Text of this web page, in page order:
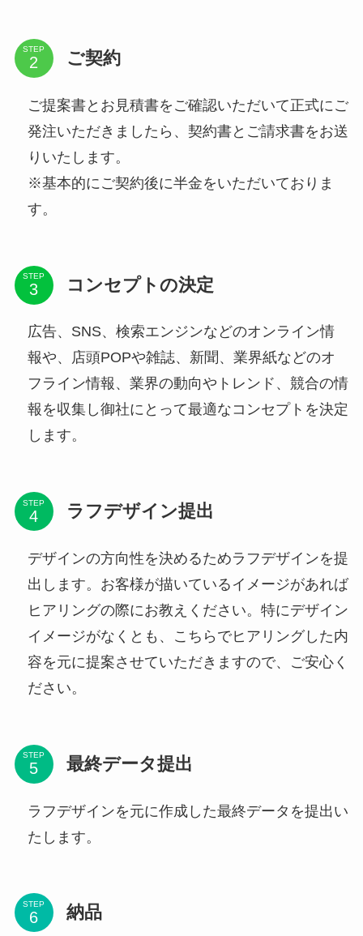
STEP ご契約
ご提案書とお見積書をご確認いただいて正式にご
発注いただきましたら、契約書とご請求書をお送
りいたします。
※基本的にご契約後に半金をいただいておりま
す。
STEP コンセプトの決定
広告、SNS、検索エンジンなどのオンライン情
報や、店頭POPや雑誌、新聞、業界紙などのオ
フライン情報、業界の動向やトレンド、競合の情
報を収集し御社にとって最適なコンセプトを決定
します。
STEP ラフデザイン提出
デザインの方向性を決めるためラフデザインを提
出します。お客様が描いているイメージがあれば
ヒアリングの際にお教えください。特にデザイン
イメージがなくとも、こちらでヒアリングした内
容を元に提案させていただきますので、ご安心く
ださい。
STEP 最終データ提出
ラフデザインを元に作成した最終データを提出い
たします。
STEP 納品